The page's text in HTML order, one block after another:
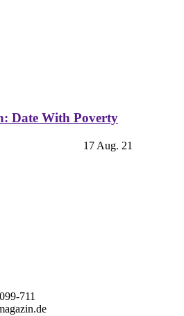
Date With Poverty
17 Aug. 21
711